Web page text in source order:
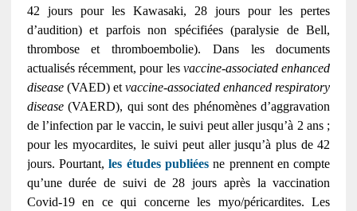
42 jours pour les Kawasaki, 28 jours pour les pertes
d’audition) et parfois non spécifiées (paralysie de Bell,
thrombose et thromboembolie). Dans les documents
actualisés récemment, pour lesvaccine-associated enhanced
disease(VAED) etvaccine-associated enhanced respiratory
disease(VAERD), qui sont des phénomènes d’aggravation
de l’infection par le vaccin, le suivi peut aller jusqu’à 2 ans ;
pour les myocardites, le suivi peut aller jusqu’à plus de 42
jours. Pourtant,les études publiées ne prennent en compte
qu’une durée de suivi de 28 jours après la vaccination
Covid-19 en ce qui concerne les myo/péricardites. Les